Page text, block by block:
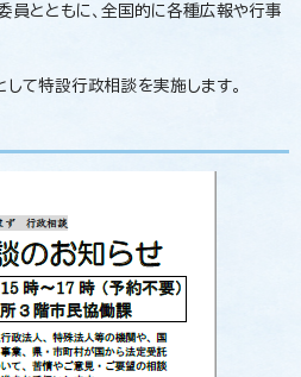
員とともに、全国的に各種広報や行事
て特設行政相談を実施します。